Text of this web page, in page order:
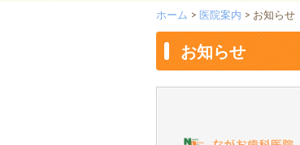
ホーム > 医院案内 > お知らせ
お知らせ